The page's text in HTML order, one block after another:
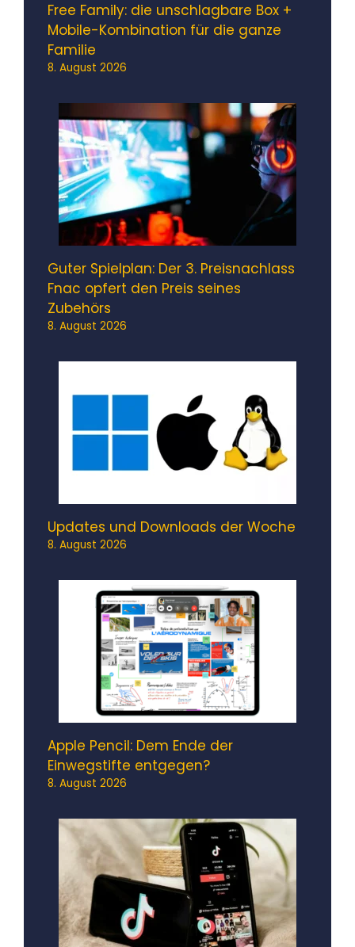
Free Family: die unschlagbare Box +
Mobile-Kombination für die ganze
Familie
8. August 2026
Guter Spielplan: Der 3. Preisnachlass
Fnac opfert den Preis seines
Zubehörs
8. August 2026
Updates und Downloads der Woche
8. August 2026
Apple Pencil: Dem Ende der
Einwegstifte entgegen?
8. August 2026